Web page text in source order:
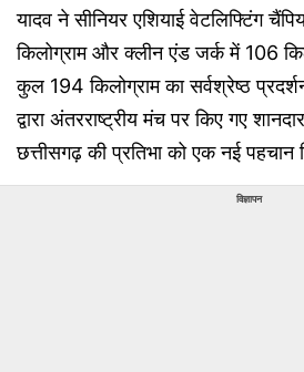
यादव ने सीनियर एशियाई वेटलिफ्टिंग
किलोग्राम और क्लीन एंड जर्क में 106
कुल 194 किलोग्राम का सर्वश्रेष्ठ
द्वारा अंतरराष्ट्रीय मंच पर किए गए
छत्तीसगढ़ की प्रतिभा को एक नई पहचान
विज्ञापन